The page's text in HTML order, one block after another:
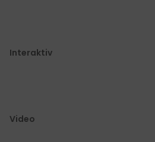
Interaktiv
Video